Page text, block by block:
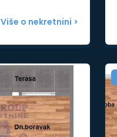
Više o nekretnini >